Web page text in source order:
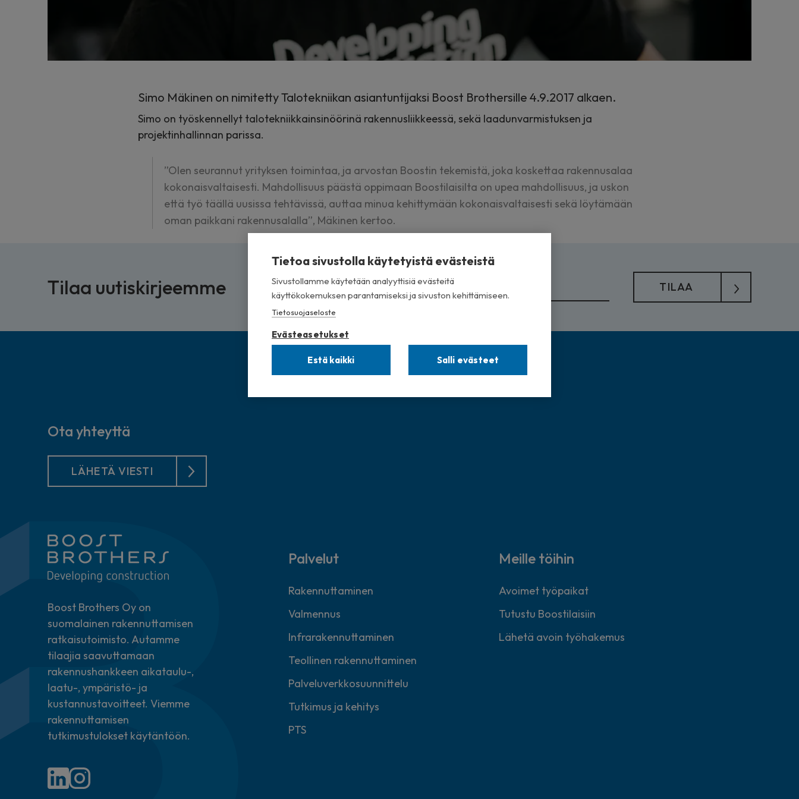
Simo Mäkinen on nimitetty Talotekniikan asiantuntijaksi Boost Brothersille 4.9.2017 alkaen.
Simo on työskennellyt talotekniikkainsinöörinä rakennusliikkeessä, sekä laadunvarmistuksen ja
projektinhallinnan parissa.
”Olen seurannut yrityksen toimintaa, ja arvostan Boostin tekemistä, joka koskettaa rakennusalaa
kokonaisvaltaisesti. Mahdollisuus päästä oppimaan Boostilaisilta on upea mahdollisuus, ja uskon
että työ täällä uusissa tehtävissä, auttaa minua kehittymään kokonaisvaltaisesti sekä löytämään
oman paikkani rakennusalalla”, Mäkinen kertoo.
Tilaa uutiskirjeemme
Boost Brothers Oy on
suomalainen rakennuttamisen
ratkaisutoimisto. Autamme
tilaajia saavuttamaan
rakennushankkeen aikataulu-,
laatu-, ympäristö- ja
kustannustavoitteet. Viemme
rakennuttamisen
tutkimustulokset käytäntöön.
Palvelut
Rakennuttaminen
Valmennus
Infrarakennuttaminen
Teollinen rakennuttaminen
Palveluverkkosuunnittelu
Tutkimus ja kehitys
PTS
Meille töihin
Avoimet työpaikat
Tutustu Boostilaisiin
Lähetä avoin työhakemus
Ota yhteyttä
LÄHETÄ VIESTI
Tietoa sivustolla käytetyistä evästeistä
Sivustollamme käytetään analyyttisiä evästeitä
käyttökokemuksen parantamiseksi ja sivuston kehittämiseen.
Tietosuojaseloste
Evästeasetukset
Estä kaikki Salli evästeet